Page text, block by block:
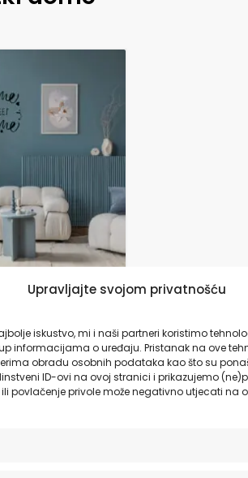
Upravljajte svojom privatnošću
iskustvo, mi i naši partneri koristimo
informacijama o uređaju. Pristanak na ove
obradu osobnih podataka kao što su
ID-ovi na ovoj stranici i prikazujemo
povlačenje privole može negativno utjecati na